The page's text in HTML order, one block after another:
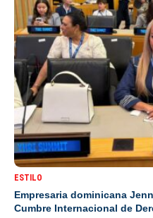
ESTILO
Empresaria dominicana
Cumbre Internacional de